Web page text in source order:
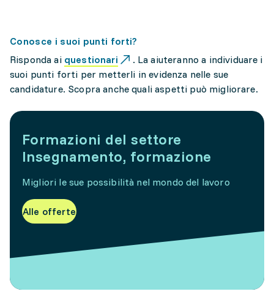
Conosce i suoi punti forti?
Risponda ai questionari
. La aiuteranno a individuare i
suoi punti forti per metterli in evidenza nelle sue
candidature. Scopra anche quali aspetti può migliorare.
Formazioni del settore
Insegnamento, formazione
Migliori le sue possibilità nel mondo del lavoro
Alle offerte